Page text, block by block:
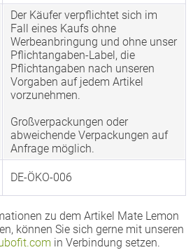
Der Käufer verpflichtet sich im
Fall eines Kaufs ohne
Werbeanbringung und ohne unser
Pflichtangaben-Label, die
Pflichtangaben nach unseren
Vorgaben auf jedem Artikel
vorzunehmen.
Großverpackungen oder
abweichende Verpackungen auf
Anfrage möglich.
DE-ÖKO-006
zu dem Artikel Mate Lemon
können Sie sich gerne mit unseren
in Verbindung setzen.